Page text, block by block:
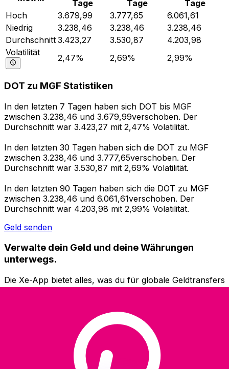
Tage
Tage
Tage
Hoch
3.679,99 3.777,65
6.061,61
Niedrig
3.238,46 3.238,46
3.238,46
Durchschnitt 3.423,27 3.530,87
4.203,98
Volatilität
2,47% 2,69% 2,99%
DOT zu MGF Statistiken
In den letzten 7 Tagen haben sich DOT bis MGF
zwischen 3.238,46 und 3.679,99verschoben. Der
Durchschnitt war 3.423,27 mit 2,47% Volatilität.
In den letzten 30 Tagen haben sich die DOT zu MGF
zwischen 3.238,46 und 3.777,65verschoben. Der
Durchschnitt war 3.530,87 mit 2,69% Volatilität.
In den letzten 90 Tagen haben sich die DOT zu MGF
zwischen 3.238,46 und 6.061,61verschoben. Der
Durchschnitt war 4.203,98 mit 2,99% Volatilität.
Geld senden
Verwalte dein Geld und deine Währungen
unterwegs.
Die Xe-App bietet alles, was du für globale Geldtransfers
und Währungsmanagement benötigst. Währungen
Geld ins Ausland überweisen, ohne versteckte
Gebühren. Heute herunterladen!